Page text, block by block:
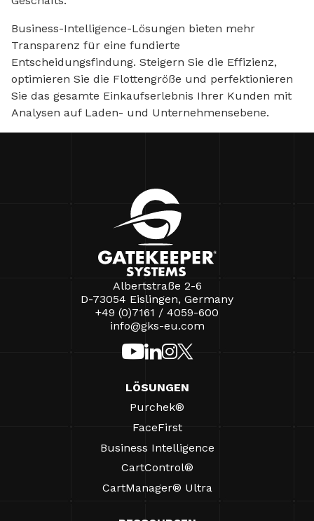
Business-Intelligence-Lösungen bieten mehr
Transparenz für eine fundierte
Entscheidungsfindung. Steigern Sie die Effizienz,
optimieren Sie die Flottengröße und perfektionieren
Sie das gesamte Einkaufserlebnis Ihrer Kunden mit
Analysen auf Laden- und Unternehmensebene.
Albertstraße 2-6
D-73054 Eislingen, Germany
+49 (0)7161 / 4059-600
info@gks-eu.com
LÖSUNGEN
Purchek®
FaceFirst
Business Intelligence
CartControl®
CartManager® Ultra